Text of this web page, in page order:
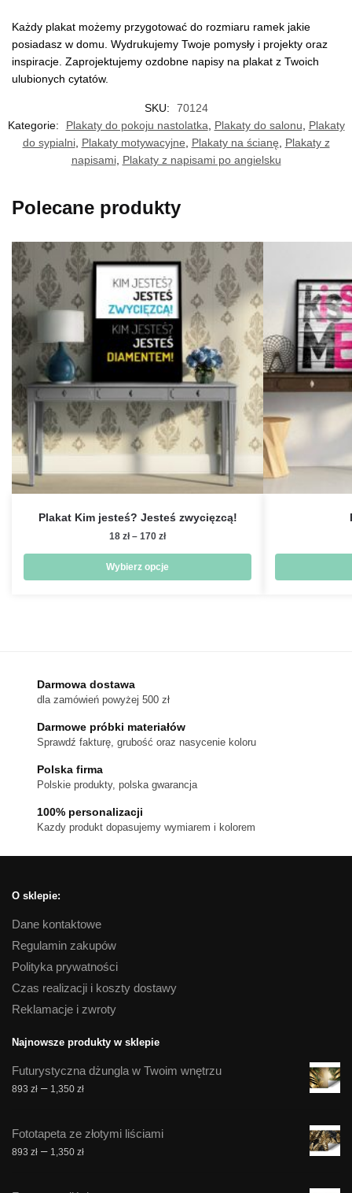
Każdy plakat możemy przygotować do rozmiaru ramek jakie
posiadasz w domu. Wydrukujemy Twoje pomysły i projekty oraz
inspiracje. Zaprojektujemy ozdobne napisy na plakat z Twoich
ulubionych cytatów.
SKU:
70124
Kategorie:
Plakaty do pokoju nastolatka, Plakaty do salonu, Plakaty
do sypialni, Plakaty motywacyjne, Plakaty na ścianę, Plakaty z
napisami, Plakaty z napisami po angielsku
Polecane produkty
Plakat Kim jesteś? Jesteś zwycięzcą!
18 zł – 170 złZakres
od
18 zł
Wybierz opcje
można
wybrać
na
produktu
Darmowa dostawa
dla zamówień powyżej 500 zł
Darmowe próbki materiałów
Sprawdź fakturę, grubość oraz nasycenie koloru
Polska firma
Polskie produkty, polska gwarancja
100% personalizacji
Kazdy produkt dopasujemy wymiarem i kolorem
O sklepie:
Dane kontaktowe
Regulamin zakupów
Polityka prywatności
Czas realizacji i koszty dostawy
Reklamacje i zwroty
Najnowsze produkty w sklepie
Futurystyczna dżungla w Twoim wnętrzu
893 zł – 1,350 złZakres
893 zł
do
Fototapeta ze złotymi liściami
893 zł – 1,350 złZakres